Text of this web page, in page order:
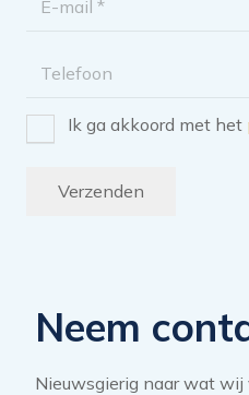
Telefoon
Instemming*
Ik ga akkoord met het
Verzenden
Neem
Nieuwsgierig naar wat wij